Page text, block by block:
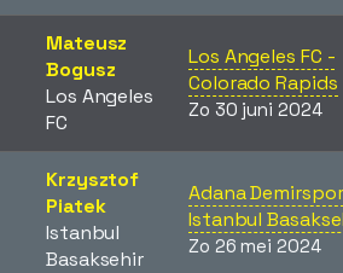
Mateusz
Bogusz
Los Angeles
FC
Los Angeles FC -
Colorado Rapids
Zo 30 juni 2024
Krzysztof
Piatek
Istanbul
Basaksehir
Adana
Istanbul
Zo 26 mei 2024